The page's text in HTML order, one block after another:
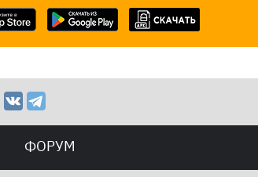
ФОРУМ